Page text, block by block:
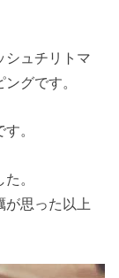
シュチリトマ
グです。
。
。
が思った以上